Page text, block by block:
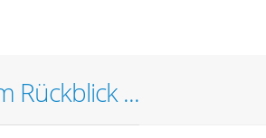
Rückblick ...